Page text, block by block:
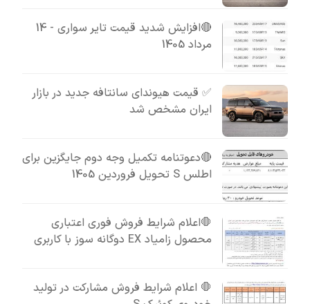
🔴افزایش شدید قیمت تایر سواری - 14
مرداد 1405
✅ قیمت هیوندای سانتافه جدید در بازار
ایران مشخص شد
🔴دعوتنامه تکمیل وجه دوم جایگزین برای
اطلس S تحویل فروردین 1405
🛑اعلام شرایط فروش فوری اعتباری
محصول زامیاد EX دوگانه سوز با کاربری
🛑 اعلام شرایط فروش مشارکت در تولید